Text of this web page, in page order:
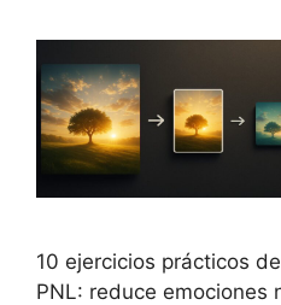
10 ejercicios prácticos
PNL: reduce emociones